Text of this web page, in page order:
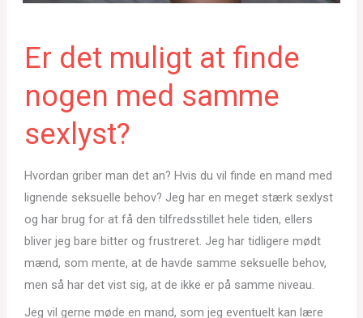
Er det muligt at finde
nogen med samme
sexlyst?
Hvordan griber man det an? Hvis du vil finde en mand med
lignende seksuelle behov? Jeg har en meget stærk sexlyst
og har brug for at få den tilfredsstillet hele tiden, ellers
bliver jeg bare bitter og frustreret. Jeg har tidligere mødt
mænd, som mente, at de havde samme seksuelle behov,
men så har det vist sig, at de ikke er på samme niveau.
Jeg vil gerne møde en mand, som jeg eventuelt kan lære